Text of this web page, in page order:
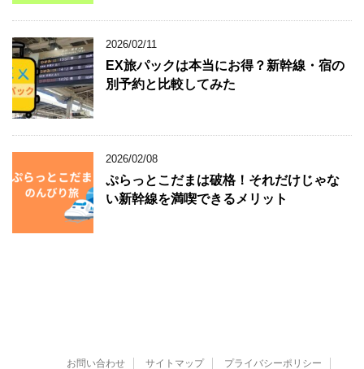
2026/02/11
EX旅パックは本当にお得？新幹線・宿の
別予約と比較してみた
2026/02/08
ぷらっとこだまは破格！それだけじゃな
い新幹線を満喫できるメリット
お問い合わせ サイトマップ プライバシーポリシー